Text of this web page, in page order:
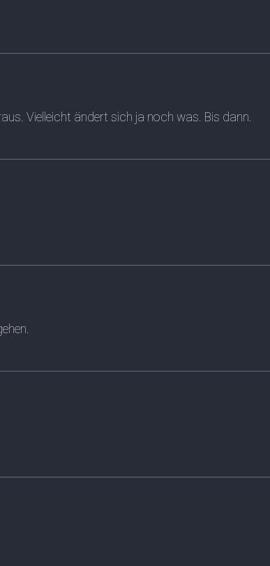
Vielleicht ändert sich ja noch was. Bis dann.